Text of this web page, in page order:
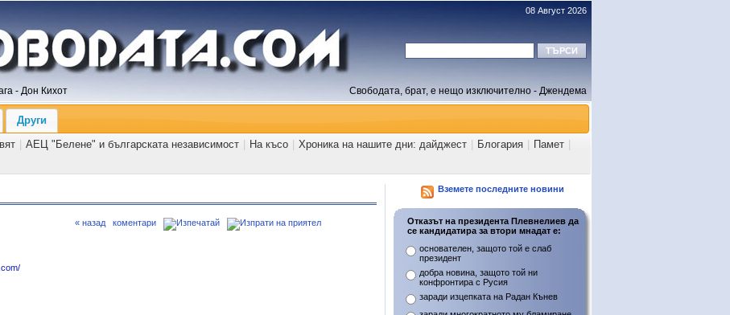
08 Август 2026
- Дон Кихот Свободата, брат, е нещо изключително - Джендема
Други
АЕЦ "Белене" и българската независимост На късо Хроника на нашите дни: дайджест Блогария Памет
« назад коментари
Вземете последните новини
Отказът на президента Плевнелиев да
се кандидатира за втори мнадат е:
основателен, защото той е слаб
президент
добра новина, защото той ни
конфронтира с Русия
заради изцепката на Радан Кънев